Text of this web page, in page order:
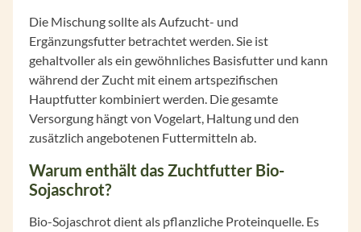
Die Mischung sollte als Aufzucht- und
Ergänzungsfutter betrachtet werden. Sie ist
gehaltvoller als ein gewöhnliches Basisfutter und kann
während der Zucht mit einem artspezifischen
Hauptfutter kombiniert werden. Die gesamte
Versorgung hängt von Vogelart, Haltung und den
zusätzlich angebotenen Futtermitteln ab.
Warum enthält das Zuchtfutter Bio-
Sojaschrot?
Bio-Sojaschrot dient als pflanzliche Proteinquelle. Es